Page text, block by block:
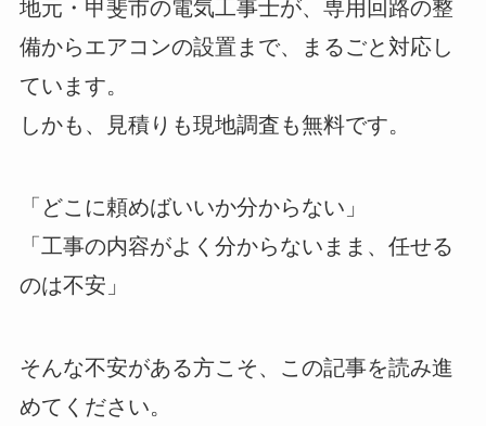
地元・甲斐市の電気工事士が、専用回路の整
備からエアコンの設置まで、まるごと対応し
ています。
しかも、見積りも現地調査も無料です。
「どこに頼めばいいか分からない」
「工事の内容がよく分からないまま、任せる
のは不安」
そんな不安がある方こそ、この記事を読み進
めてください。